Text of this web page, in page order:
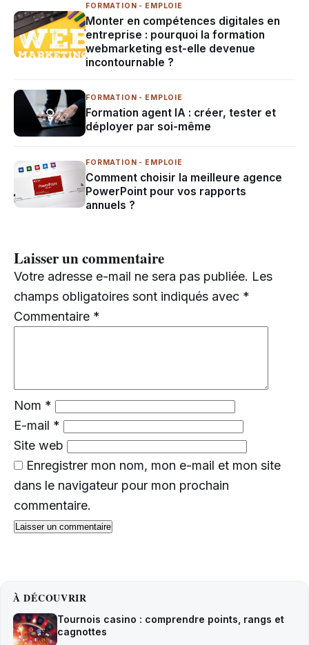
FORMATION - EMPLOIE
Monter en compétences digitales en
entreprise : pourquoi la formation
webmarketing est-elle devenue
incontournable ?
FORMATION - EMPLOIE
Formation agent IA : créer, tester et
déployer par soi-même
FORMATION - EMPLOIE
Comment choisir la meilleure agence
PowerPoint pour vos rapports
annuels ?
Laisser un commentaire
Votre adresse e-mail ne sera pas publiée. Les
champs obligatoires sont indiqués avec *
Commentaire *
Nom *
E-mail *
Site web
Enregistrer mon nom, mon e-mail et mon site
dans le navigateur pour mon prochain
commentaire.
À DÉCOUVRIR
Tournois casino : comprendre points, rangs et
cagnottes